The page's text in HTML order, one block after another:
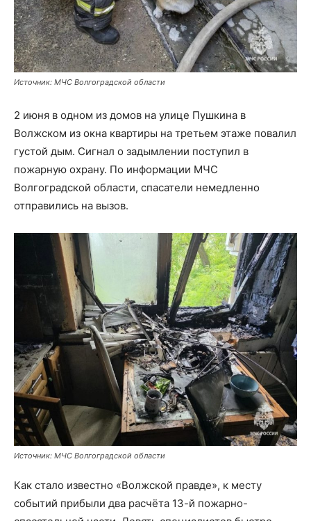
Источник: МЧС Волгоградской области
2 июня в одном из домов на улице Пушкина в
Волжском из окна квартиры на третьем этаже повалил
густой дым. Сигнал о задымлении поступил в
пожарную охрану. По информации МЧС
Волгоградской области, спасатели немедленно
отправились на вызов.
Источник: МЧС Волгоградской области
Как стало известно «Волжской правде», к месту
событий прибыли два расчёта 13-й пожарно-